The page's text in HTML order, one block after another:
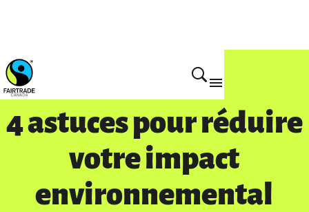
4 astuces pour réduire
votre impact
environnemental